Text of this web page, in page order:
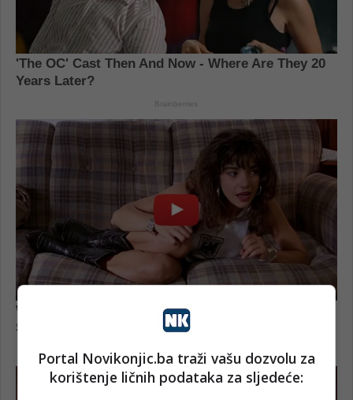
Portal Novikonjic.ba traži vašu dozvolu za
korištenje ličnih podataka za sljedeće: